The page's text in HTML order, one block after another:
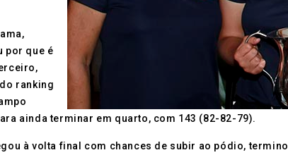
por que é
ranking
ainda terminar em quarto, com 143 (82-82-79).
à volta final com chances de subir ao pódio,